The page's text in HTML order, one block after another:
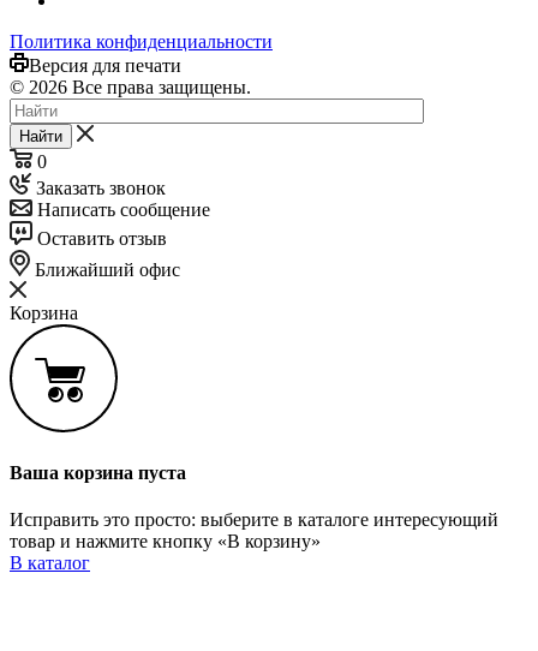
Политика конфиденциальности
Версия для печати
© 2026 Все права защищены.
Найти
0
Заказать звонок
Написать сообщение
Оставить отзыв
Ближайший офис
Корзина
Ваша корзина пуста
Исправить это просто: выберите в каталоге интересующий
товар и нажмите кнопку «В корзину»
В каталог